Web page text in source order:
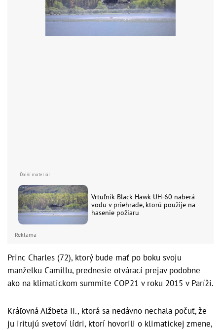
Vrtuľník Black Hawk UH-60 naberá
vodu v priehrade, ktorú použije na
hasenie požiaru
Reklama
Princ Charles (72), ktorý bude mať po boku svoju
manželku Camillu, prednesie otvárací prejav podobne
ako na klimatickom summite COP21 v roku 2015 v Paríži.
Kráľovná Alžbeta II., ktorá sa nedávno nechala počuť, že
ju iritujú svetoví lídri, ktorí hovorili o klimatickej zmene,